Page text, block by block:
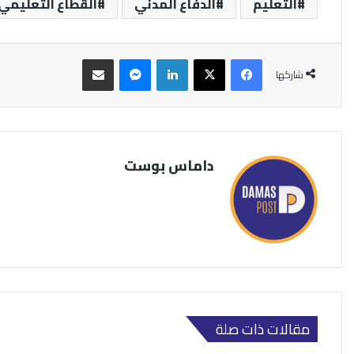
شاركها
فيسبوك‫X لينكدإن ماسنجر مشاركة عبر البريد
داماس بوست
مقالات ذات صلة